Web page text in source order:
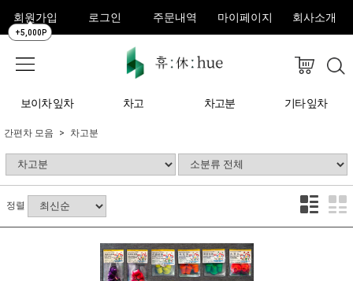
회원가입
+5,000P
로그인 주문내역 마이페이지 회사소개
보이차 잎차 차고 차고분 기타 잎차
간편차 모음 차고분
정렬